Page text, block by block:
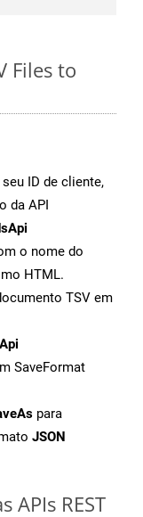
Files to
ID de cliente,
da API
o nome do
HTML.
TSV em
SaveFormat
para
JSON
APIs REST